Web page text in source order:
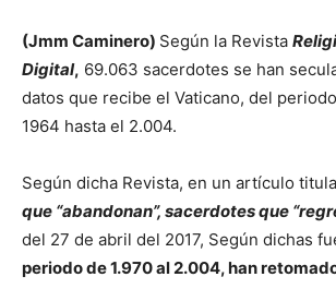
(Jmm Caminero) Según la Revista
Digital, 69.063 sacerdotes se han
datos que recibe el Vaticano, del
1964 hasta el 2.004.
Según dicha Revista, en un artículo
que “abandonan”, sacerdotes que
del 27 de abril del 2017, Según dichas
periodo de 1.970 al 2.004, han